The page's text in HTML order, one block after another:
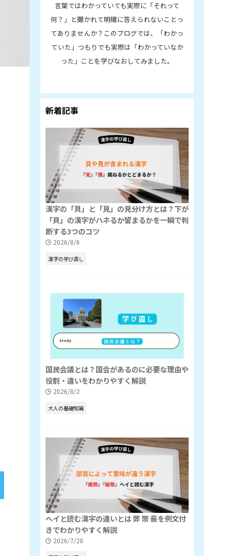
言葉ではわかっていても実際に「それって
何？」と聞かれて明確に答えられないことっ
てありませんか？このブログでは、「わかっ
ていた」つもりでも実際は「わかっていなか
った」ことを学びなおしてみました。
新着記事
漢字の「貝」と「見」の見分け方とは？下が
「貝」の漢字がハネるか留まるかを一瞬で判
断する3つのコツ
2026/8/6
漢字の学び直し
国民会議とは？国会があるのに必要な理由や
役割・違いをわかりやすく解説
2026/8/2
大人の基礎知識
ヘイと読む漢字の違いとは 弊 幣 蔽を例文付
きでわかりやすく解説
2026/7/28